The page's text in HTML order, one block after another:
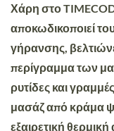
Χάρη στο
αποκωδικοποιεί
γήρανσης,
περίγραμμα των
ρυτίδες και γραμμές.
μασάζαπό κράμα
εξαιρετική